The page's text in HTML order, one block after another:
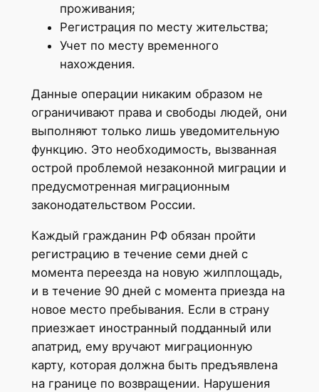
проживания;
Регистрация по месту жительства;
Учет по месту временного
нахождения.
Данные операции никаким образом не
ограничивают права и свободы людей, они
выполняют только лишь уведомительную
функцию. Это необходимость, вызванная
острой проблемой незаконной миграции и
предусмотренная миграционным
законодательством России.
Каждый гражданин РФ обязан пройти
регистрацию в течение семи дней с
момента переезда на новую жилплощадь,
и в течение 90 дней с момента приезда на
новое место пребывания. Если в страну
приезжает иностранный подданный или
апатрид, ему вручают миграционную
карту, которая должна быть предъявлена
на границе по возвращении. Нарушения